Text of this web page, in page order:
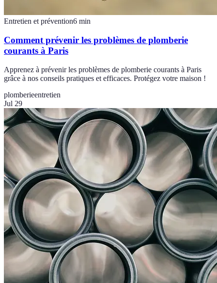
Entretien et prévention6 min
Comment prévenir les problèmes de plomberie
courants à Paris
Apprenez à prévenir les problèmes de plomberie courants à Paris
grâce à nos conseils pratiques et efficaces. Protégez votre maison !
plomberieentretien
Jul 29